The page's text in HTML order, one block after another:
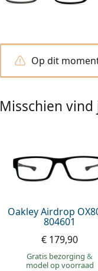
Op dit
Misschien
Oakley Airdrop
804601
€ 179,90
Gratis bezorging&
model op voorraad